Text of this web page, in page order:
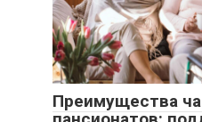
Преимущества